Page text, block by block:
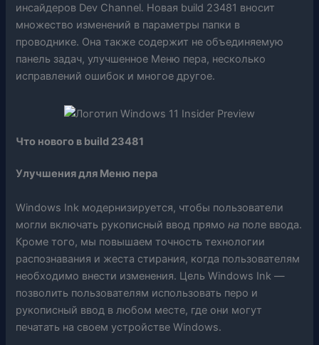
инсайдеров Dev Channel. Новая build 23481 вносит
множество изменений в параметры папки в
проводнике. Она также содержит не объединяемую
панель задач, улучшенное Меню пера, несколько
исправлений ошибок и многое другое.
Что нового в build 23481
Улучшения для Меню пера
Windows Ink модернизируется, чтобы пользователи
могли включать рукописный ввод прямона поле ввода.
Кроме того, мы повышаем точность технологии
распознавания и жеста стирания, когда пользователям
необходимо внести изменения. Цель Windows Ink —
позволить пользователям использовать перо и
рукописный ввод в любом месте, где они могут
печатать на своем устройстве Windows.